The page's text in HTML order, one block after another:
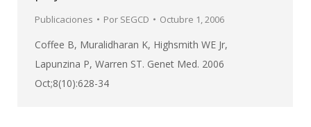
Publicaciones Por SEGCD Octubre 1, 2006
Coffee B, Muralidharan K, Highsmith WE Jr,
Lapunzina P, Warren ST. Genet Med. 2006
Oct;8(10):628-34